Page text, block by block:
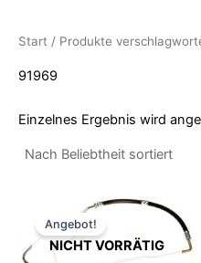
Start / Produkte
91969
Einzelnes Ergebnis wird
NICHT VORRÄTIG
Angebot!
Ursprünglicher
Preis
war:
149,90 €
Aktueller
119,90 €.